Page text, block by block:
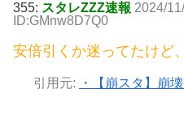
355: スタレZZZ速報 2024/
ID:GMnw8D7Q0
安倍引くか迷ってたけど
引用元:
・【崩スタ】崩